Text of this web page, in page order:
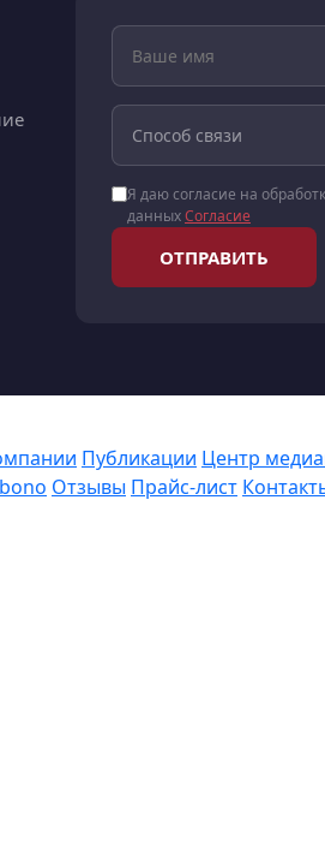
Я даю согласие на
данныхСогласие
ОТПРАВИТЬ
Публикации Центр
Отзывы Прайс-лист